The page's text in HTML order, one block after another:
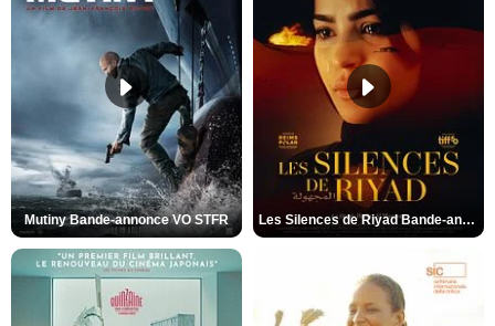
Mutiny Bande-annonce VO STFR Les Silences de Riyad Bande-annonce VO STFR